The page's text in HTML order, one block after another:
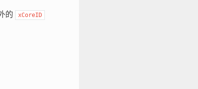
的 xCoreID